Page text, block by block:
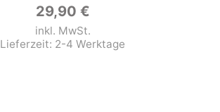
29,90 €
inkl. MwSt.
Lieferzeit: 2-4 Werktage